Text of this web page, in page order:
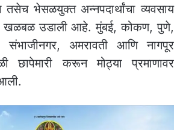
तसेच भेसळयुक्त अन्नपदार्थांचा व्यवसाय
खळबळ उडाली आहे. मुंबई, कोकण, पुणे,
संभाजीनगर, अमरावती आणि नागपूर
छापेमारी करून मोठ्या प्रमाणावर